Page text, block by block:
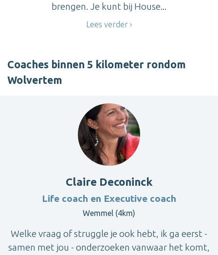
brengen. Je kunt bij House...
Lees verder
Coaches binnen 5 kilometer rondom
Wolvertem
Claire Deconinck
Life coach en Executive coach
Wemmel (4km)
Welke vraag of struggle je ook hebt, ik ga eerst -
samen met jou - onderzoeken vanwaar het komt,